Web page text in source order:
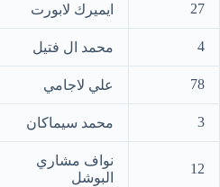
27 ايميرك لابورت
4 محمد ال فتيل
78 علي لاجامي
3 محمد سيماكان
12
نواف مشاري
البوشل